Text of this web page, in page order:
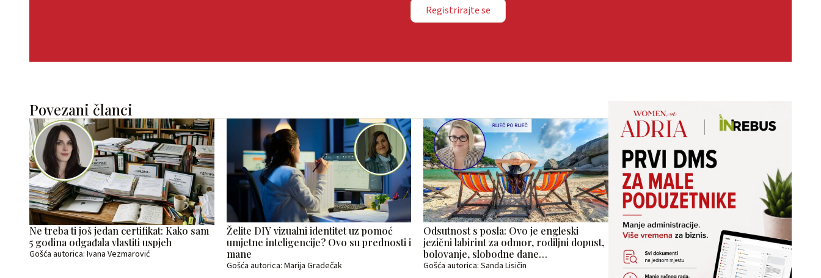
Registrirajte se
Povezani članci
Ne treba ti još jedan certifikat: Kako sam
5 godina odgađala vlastiti uspjeh
Gošća autorica: Ivana Vezmarović
Želite DIY vizualni identitet uz pomoć
umjetne inteligencije? Ovo su prednosti i
mane
Gošća autorica: Marija Gradečak
Odsutnost s posla: Ovo je engleski
jezični labirint za odmor, rodiljni dopust,
bolovanje, slobodne dane…
Gošća autorica: Sanda Lisičin